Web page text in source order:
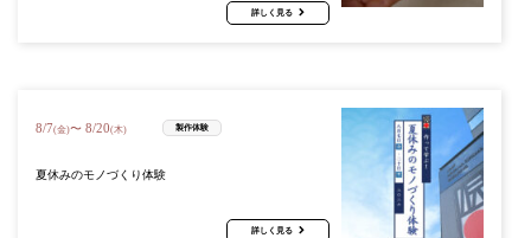
詳しく見る
8/7(金)〜 8/20(木) 製作体験
夏休みのモノづくり体験
詳しく見る